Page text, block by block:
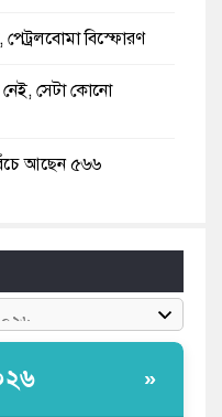
বিস্ফোরণ
সেটা কোনো
আছেন ৫৬৬
ভারত: আসিফ মাহমুদ
সর্বস্তরের মানুষের: ড.
»